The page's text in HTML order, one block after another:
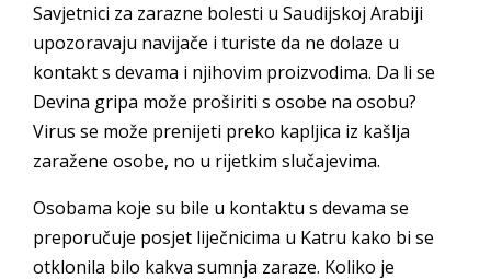
Savjetnici za zarazne bolesti u Saudijskoj Arabiji
upozoravaju navijače i turiste da ne dolaze u
kontakt s devama i njihovim proizvodima. Da li se
Devina gripa može proširiti s osobe na osobu?
Virus se može prenijeti preko kapljica iz kašlja
zaražene osobe, no u rijetkim slučajevima.
Osobama koje su bile u kontaktu s devama se
preporučuje posjet liječnicima u Katru kako bi se
otklonila bilo kakva sumnja zaraze. Koliko je